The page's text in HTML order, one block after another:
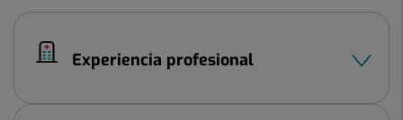
Experiencia profesional